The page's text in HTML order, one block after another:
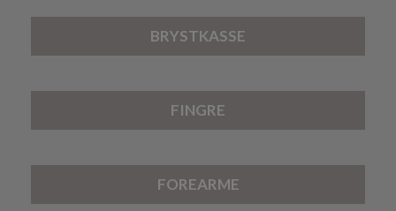
BRYSTKASSE
FINGRE
FOREARME